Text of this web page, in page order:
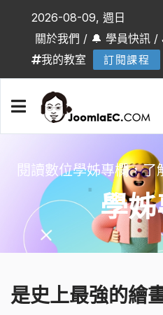
2026-08-09, 週日
關於我們 / 🔔 學員快訊 /
我的教室
訂閱課程
學姊
閱讀數位學姊專欄，了
是史上最強的繪